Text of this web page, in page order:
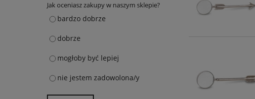
Jak oceniasz zakupy w naszym sklepie?
bardzo dobrze
dobrze
mogłoby być lepiej
nie jestem zadowolona/y